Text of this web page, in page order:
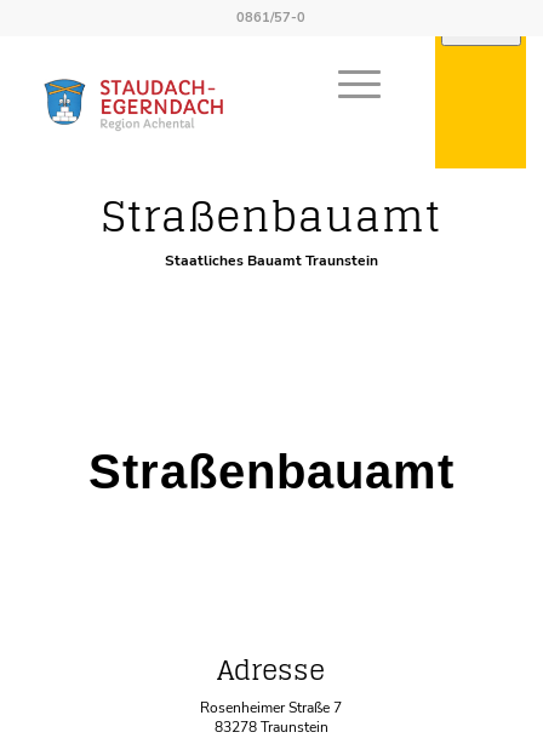
0861/57-0
Straßenbauamt
Staatliches Bauamt Traunstein
Straßenbauamt
Adresse
Rosenheimer Straße 7
83278 Traunstein